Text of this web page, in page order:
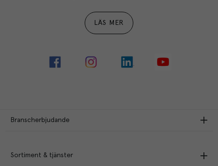
LÄS MER
Branscherbjudande
Sortiment & tjänster